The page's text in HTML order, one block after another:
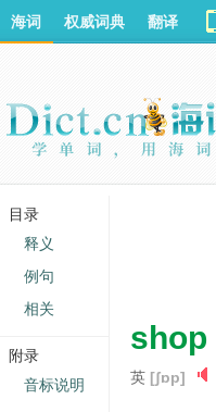
shop
英 [ʃɒp]
海词 权威词典 翻译
目录
释义
例句
相关
附录
音标说明